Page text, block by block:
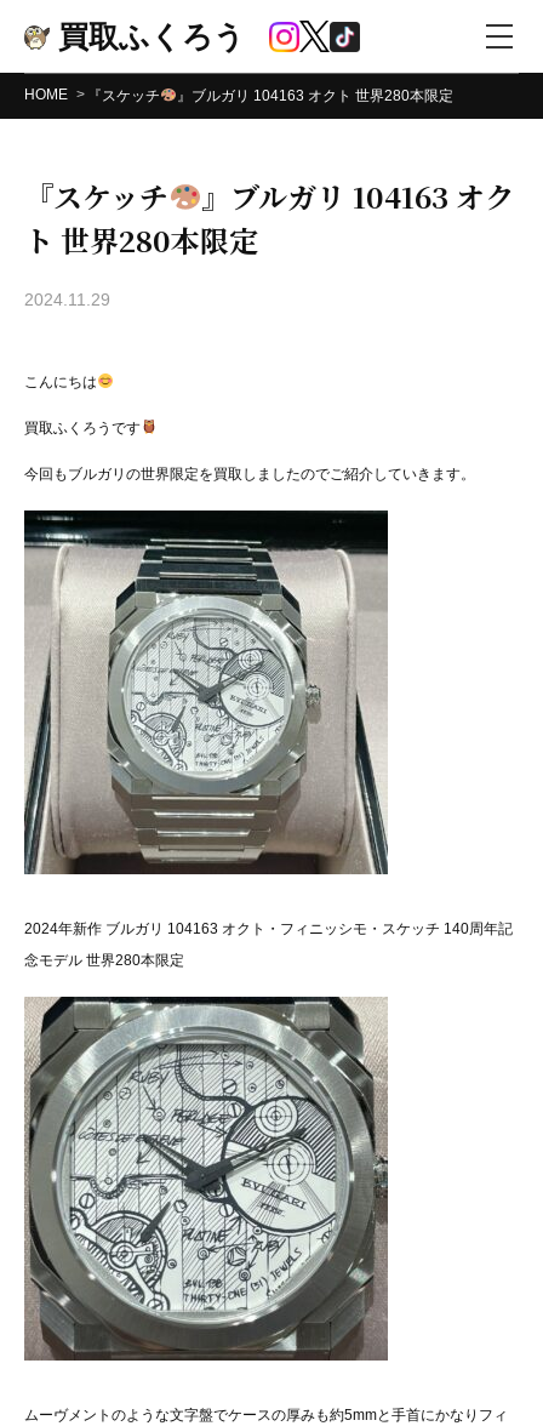
買取ふくろう
HOME 『スケッチ 』ブルガリ 104163 オクト 世界280本限定
『スケッチ
』ブルガリ 104163 オク
ト 世界280本限定
2024.11.29
こんにちは
買取ふくろうです
今回もブルガリの世界限定を買取しましたのでご紹介していきます。
2024年新作 ブルガリ 104163 オクト・フィニッシモ・スケッチ 140周年記
念モデル 世界280本限定
ムーヴメントのような文字盤でケースの厚みも約5mmと手首にかなりフィ